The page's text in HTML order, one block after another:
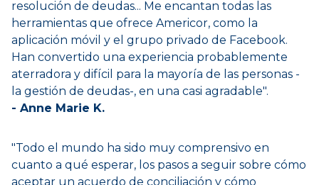
resolución de deudas... Me encantan todas las
herramientas que ofrece Americor, como la
aplicación móvil y el grupo privado de Facebook.
Han convertido una experiencia probablemente
aterradora y difícil para la mayoría de las personas -
la gestión de deudas-, en una casi agradable".
- Anne Marie K.
"Todo el mundo ha sido muy comprensivo en
cuanto a qué esperar, los pasos a seguir sobre cómo
aceptar un acuerdo de conciliación y cómo